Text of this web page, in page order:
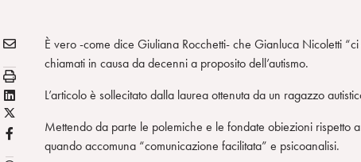
Condividi:
E
A
I
L
S
t
a
m
L
i
n
X
/
F
È vero -come dice Giuliana Rocchetti- che Gianluca Nicoletti
chiamati in causa da decenni a proposito dell’autismo.
L’articolo è sollecitato dalla laurea ottenuta da un ragazzo
Mettendo da parte le polemiche e le fondate obiezioni rispetto
quando accomuna “comunicazione facilitata” e psicoanalisi.